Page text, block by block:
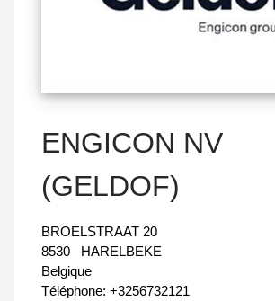
ENGICON NV
(GELDOF)
BROELSTRAAT 20
8530
HARELBEKE
Belgique
Téléphone: +3256732121